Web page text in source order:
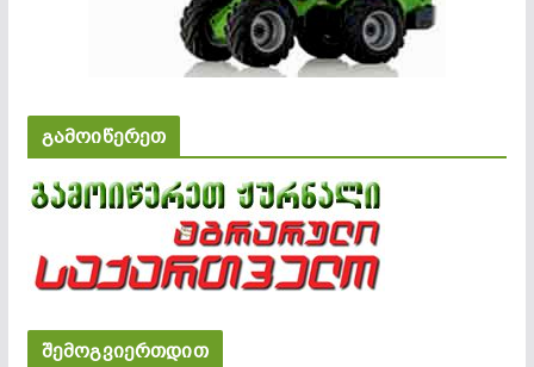
გამოიწერეთ
შემოგვიერთდით